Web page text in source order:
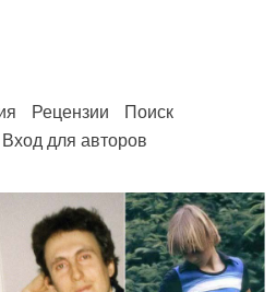
Рецензии
Поиск
Вход для авторов